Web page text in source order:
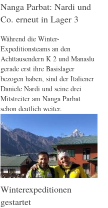
Nanga Parbat: Nardi und
Co. erneut in Lager 3
Während die Winter-
Expeditionsteams an den
Achttausendern K 2 und Manaslu
gerade erst ihre Basislager
bezogen haben, sind der Italiener
Daniele Nardi und seine drei
Mitstreiter am Nanga Parbat
schon deutlich weiter.
Winterexpeditionen
gestartet